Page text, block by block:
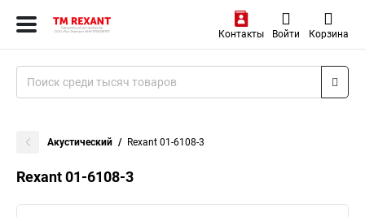
Контакты Войти Корзина
Акустический Rexant 01-6108-3
Rexant 01-6108-3